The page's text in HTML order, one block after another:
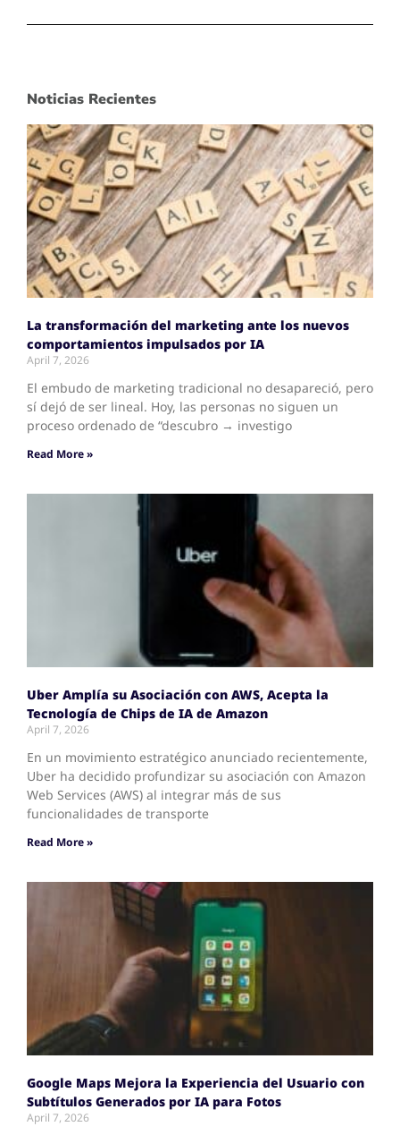
Noticias Recientes
La transformación del marketing ante los nuevos
comportamientos impulsados por IA
April 7, 2026
El embudo de marketing tradicional no desapareció, pero
sí dejó de ser lineal. Hoy, las personas no siguen un
proceso ordenado de “descubro → investigo
Read More »
Uber Amplía su Asociación con AWS, Acepta la
Tecnología de Chips de IA de Amazon
April 7, 2026
En un movimiento estratégico anunciado recientemente,
Uber ha decidido profundizar su asociación con Amazon
Web Services (AWS) al integrar más de sus
funcionalidades de transporte
Read More »
Google Maps Mejora la Experiencia del Usuario con
Subtítulos Generados por IA para Fotos
April 7, 2026